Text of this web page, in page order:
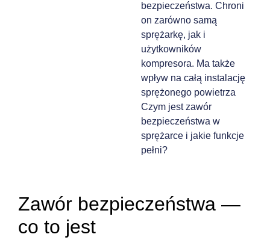
bezpieczeństwa. Chroni
on zarówno samą
sprężarkę, jak i
użytkowników
kompresora. Ma także
wpływ na całą instalację
sprężonego powietrza
Czym jest zawór
bezpieczeństwa w
sprężarce i jakie funkcje
pełni?
Zawór bezpieczeństwa —
co to jest